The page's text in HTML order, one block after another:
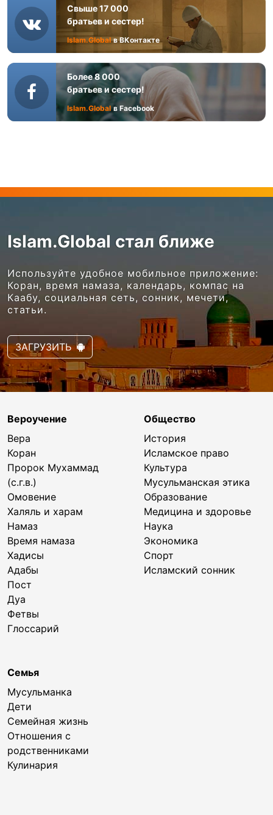
Свыше 17 000
братьев и сестер!
Islam.Global в ВКонтакте
Более 8 000
братьев и сестер!
Islam.Global в Facebook
Islam.Global стал ближе
Используйте удобное мобильное приложение:
Коран, время намаза, календарь, компас на
Каабу, социальная сеть, сонник, мечети,
статьи.
ЗАГРУЗИТЬ
Вероучение
Вера
Коран
Пророк Мухаммад
(с.г.в.)
Омовение
Халяль и харам
Намаз
Время намаза
Хадисы
Адабы
Пост
Дуа
Фетвы
Глоссарий
Общество
История
Исламское право
Культура
Мусульманская этика
Образование
Медицина и здоровье
Наука
Экономика
Спорт
Исламский сонник
Семья
Мусульманка
Дети
Семейная жизнь
Отношения с
родственниками
Кулинария